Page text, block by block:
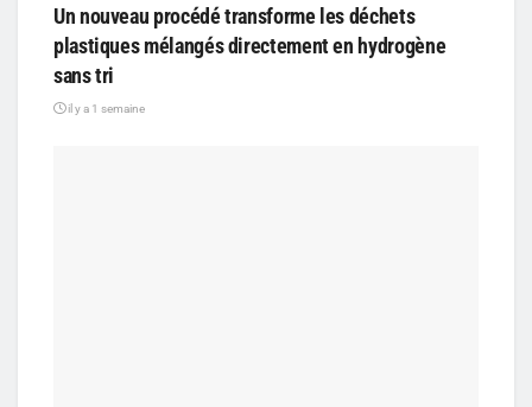
Un nouveau procédé transforme les déchets
plastiques mélangés directement en hydrogène
sans tri
il y a 1 semaine